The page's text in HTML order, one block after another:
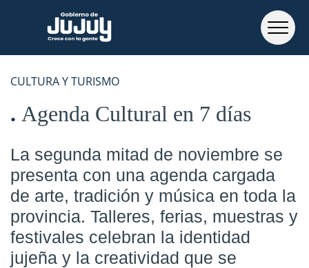
CULTURA Y TURISMO
Agenda Cultural en 7 días
La segunda mitad de noviembre se
presenta con una agenda cargada
de arte, tradición y música en toda la
provincia. Talleres, ferias, muestras y
festivales celebran la identidad
jujeña y la creatividad que se